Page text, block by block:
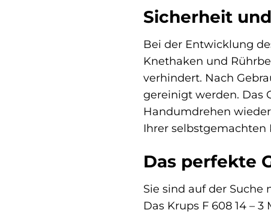
Sicherheit
Bei der Entwicklung
Knethaken und
verhindert. Nach
gereinigt werden. Das
Handumdrehen
Ihrer
Das perfekte
Sie sind auf der
Das Krups F 608 14 –